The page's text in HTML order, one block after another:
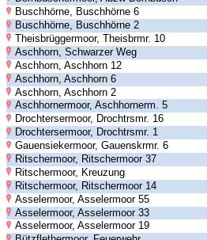
Buschhörne, Buschhörne 6
Buschhörne, Buschhörne 2
Theisbrüggermoor, Theisbrmr. 10
Aschhorn, Schwarzer Weg
Aschhorn, Aschhorn 12
Aschhorn, Aschhorn 6
Aschhorn, Aschhorn 2
Aschhornermoor, Aschhornerm. 5
Drochtersermoor, Drochtrsmr. 16
Drochtersermoor, Drochtrsmr. 1
Gauensiekermoor, Gauenskrmr. 6
Ritschermoor, Ritschermoor 37
Ritschermoor, Kreuzung
Ritschermoor, Ritschermoor 14
Asselermoor, Asselermoor 55
Asselermoor, Asselermoor 33
Asselermoor, Asselermoor 19